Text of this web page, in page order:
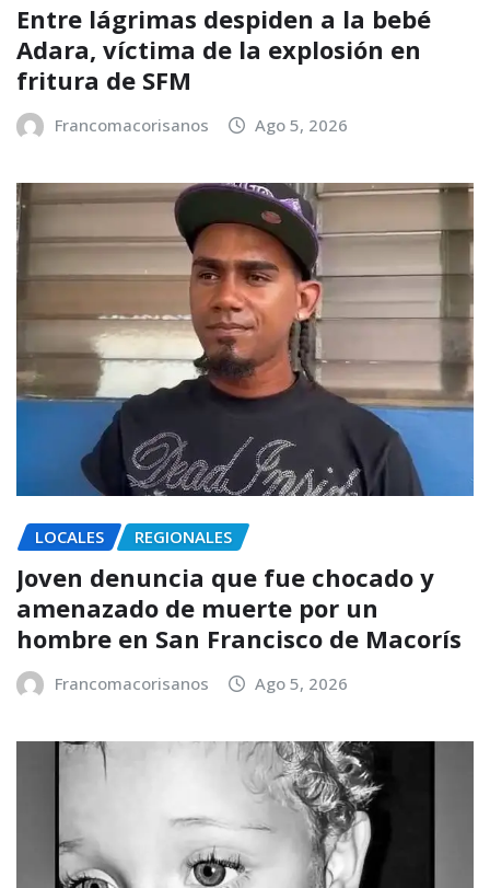
Entre lágrimas despiden a la bebé
Adara, víctima de la explosión en
fritura de SFM
Francomacorisanos Ago 5, 2026
LOCALES REGIONALES
Joven denuncia que fue chocado y
amenazado de muerte por un
hombre en San Francisco de Macorís
Francomacorisanos Ago 5, 2026